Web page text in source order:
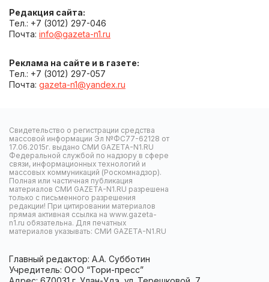
Редакция сайта:
Тел.: +7 (3012) 297-046
Почта: info@gazeta-n1.ru
Реклама на сайте и в газете:
Тел.: +7 (3012) 297-057
Почта: gazeta-n1@yandex.ru
Свидетельство о регистрации средства
массовой информации Эл №ФС77-62128 от
17.06.2015г. выдано СМИ GAZETA-N1.RU
Федеральной службой по надзору в сфере
связи, информационных технологий и
массовых коммуникаций (Роскомнадзор).
Полная или частичная публикация
материалов СМИ GAZETA-N1.RU разрешена
только с письменного разрешения
редакции! При цитировании материалов
прямая активная ссылка на www.gazeta-
n1.ru обязательна. Для печатных
материалов указывать: СМИ GAZETA-N1.RU
Главный редактор: А.А. Субботин
Учредитель: ООО “Тори-пресс”